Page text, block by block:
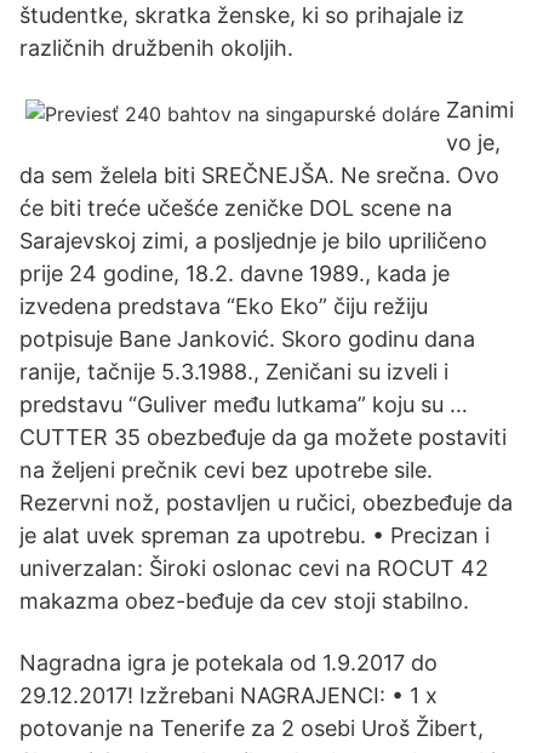
študentke, skratka ženske, ki so prihajale iz
različnih družbenih okoljih.
Zanimi
vo je,
da sem želela biti SREČNEJŠA. Ne srečna. Ovo
će biti treće učešće zeničke DOL scene na
Sarajevskoj zimi, a posljednje je bilo upriličeno
prije 24 godine, 18.2. davne 1989., kada je
izvedena predstava “Eko Eko” čiju režiju
potpisuje Bane Janković. Skoro godinu dana
ranije, tačnije 5.3.1988., Zeničani su izveli i
predstavu “Guliver među lutkama” koju su …
CUTTER 35 obezbeđuje da ga možete postaviti
na željeni prečnik cevi bez upotrebe sile.
Rezervni nož, postavljen u ručici, obezbeđuje da
je alat uvek spreman za upotrebu. • Precizan i
univerzalan: Široki oslonac cevi na ROCUT 42
makazma obez-beđuje da cev stoji stabilno.
Nagradna igra je potekala od 1.9.2017 do
29.12.2017! Izžrebani NAGRAJENCI: • 1 x
potovanje na Tenerife za 2 osebi Uroš Žibert,